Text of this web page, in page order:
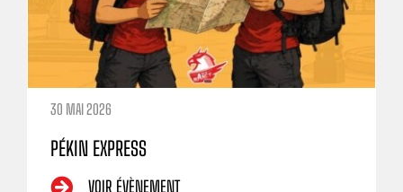
30 MAI 2026
PÉKIN EXPRESS
VOIR ÉVÈNEMENT